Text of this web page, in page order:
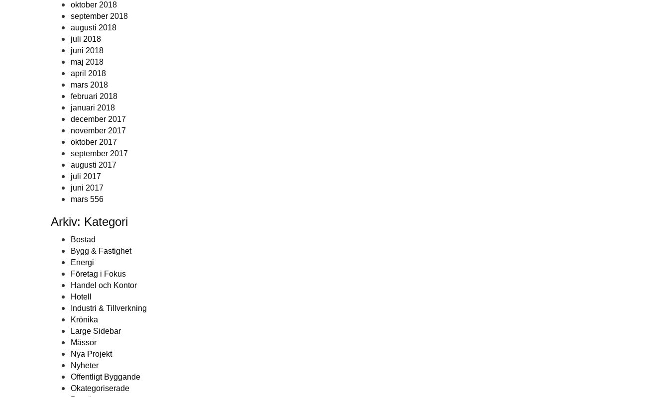
oktober 2018
september 2018
augusti 2018
juli 2018
juni 2018
maj 2018
april 2018
mars 2018
februari 2018
januari 2018
december 2017
november 2017
oktober 2017
september 2017
augusti 2017
juli 2017
juni 2017
mars 556
Arkiv: Kategori
Bostad
Bygg & Fastighet
Energi
Företag i Fokus
Handel och Kontor
Hotell
Industri & Tillverkning
Krönika
Large Sidebar
Mässor
Nya Projekt
Nyheter
Offentligt Byggande
Okategoriserade